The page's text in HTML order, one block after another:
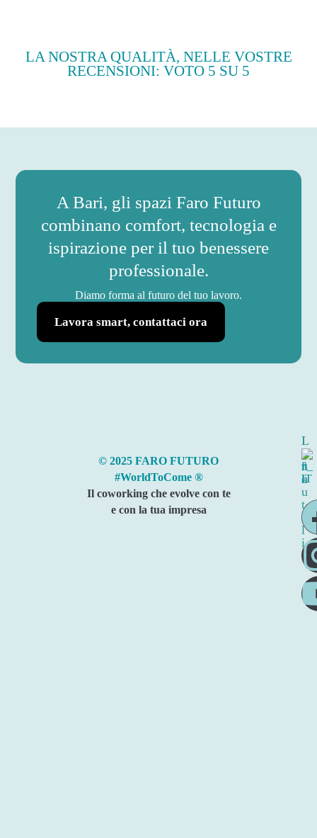
LA NOSTRA QUALITÀ, NELLE VOSTRE
RECENSIONI: VOTO 5 SU 5
A Bari, gli spazi Faro Futuro
combinano comfort, tecnologia e
ispirazione per il tuo benessere
professionale.
Diamo forma al futuro del tuo lavoro.
Lavora smart, contattaci ora
© 2025 FARO FUTURO
#WorldToCome ®
Il coworking che evolve con te
e con la tua impresa
I
n
f
o
L
i
n
k
u
t
i
l
i